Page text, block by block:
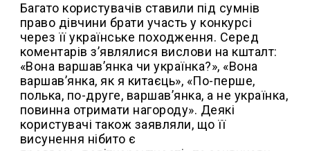
Багато користувачів ставили під сумнів
право дівчини брати участь у конкурсі
через її українське походження. Серед
коментарів з’являлися вислови на кшталт:
«Вона варшав’янка чи українка?», «Вона
варшав’янка, як я китаєць», «По-перше,
полька, по-друге, варшавʼянка, а не українка,
повинна отримати нагороду». Деякі
користувачі також заявляли, що її
висунення нібито є